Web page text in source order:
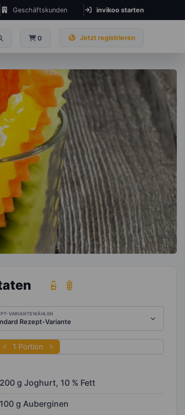
Geschäftskunden invikoo starten
0 Jetzt registrieren
VARIANTE WÄHLEN
1 Portion
200 g Joghurt, 10 % Fett
100 g Auberginen